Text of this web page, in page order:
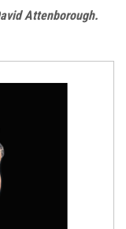
Attenborough.